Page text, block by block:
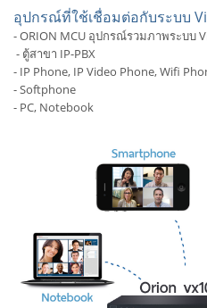
อุปกรณ์ที่ใช้เชื่อมต่อกับระบบ
- ORION MCU อุปกรณ์รวมภาพระบบ
​ - ตู้สาขา IP-PBX
- IP Phone, IP Video Phone, Wifi
- Softphone
- PC, Notebook